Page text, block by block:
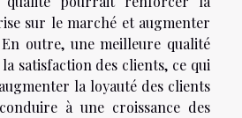
sur le marché et augmenter
outre, une meilleure qualité
satisfaction des clients, ce qui
la loyauté des clients
à une croissance des